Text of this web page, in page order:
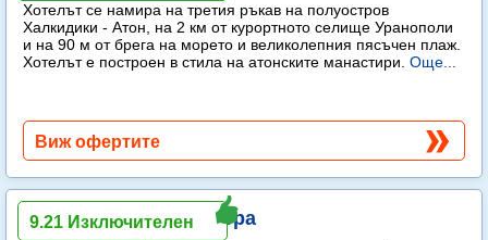
Хотелът се намира на третия ръкав на полуостров
Халкидики - Атон, на 2 км от курортното селище Уранополи
и на 90 м от брега на морето и великолепния пясъчен плаж.
Хотелът е построен в стила на атонските манастири. Още...
Виж офертите
Lagomandra Hotel & Spa
9.21 Изключителен